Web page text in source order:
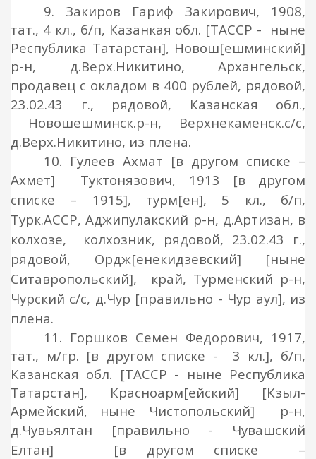
9. Закиров Гариф Закирович, 1908,
тат., 4 кл., б/п, Казанкая обл. [ТАССР - ныне
Республика Татарстан], Новош[ешминский]
р-н, д.Верх.Никитино, Архангельск,
продавец с окладом в 400 рублей, рядовой,
23.02.43 г., рядовой, Казанская обл.,
Новошешминск.р-н, Верхнекаменск.с/с,
д.Верх.Никитино, из плена.
10. Гулеев Ахмат [в другом списке –
Ахмет]
Туктонязович, 1913 [в другом
списке – 1915], турм[ен], 5 кл., б/п,
Турк.АССР, Аджипулакский р-н, д.Артизан, в
колхозе,
колхозник, рядовой, 23.02.43 г.,
рядовой, Ордж[енекидзевский] [ныне
Ситавропольский], край, Турменский р-н,
Чурский с/с, д.Чур [правильно - Чур аул], из
плена.
11. Горшков Семен Федорович, 1917,
тат., м/гр. [в другом списке - 3 кл.], б/п,
Казанская обл. [ТАССР - ныне Республика
Татарстан], Красноарм[ейский] [Кзыл-
Армейский, ныне Чистопольский] р-н,
д.Чувьялтан [правильно - Чувашский
Елтан] [в другом списке –